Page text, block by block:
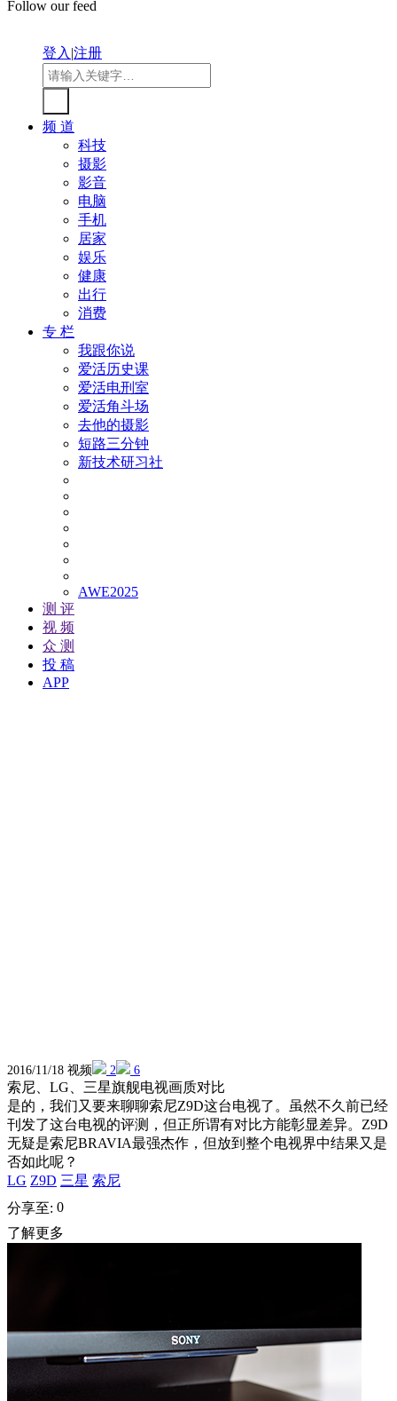
Follow our feed
登入|注册
频 道
科技
摄影
影音
电脑
手机
居家
娱乐
健康
出行
消费
专 栏
我跟你说
爱活历史课
爱活电刑室
爱活角斗场
去他的摄影
短路三分钟
新技术研习社
AWE2025
测 评
视 频
众 测
投 稿
APP
2016/11/18 视频 2 6
索尼、LG、三星旗舰电视画质对比
是的，我们又要来聊聊索尼Z9D这台电视了。虽然不久前已经
刊发了这台电视的评测，但正所谓有对比方能彰显差异。Z9D
无疑是索尼BRAVIA最强杰作，但放到整个电视界中结果又是
否如此呢？
LG Z9D 三星 索尼
分享至: 0
了解更多